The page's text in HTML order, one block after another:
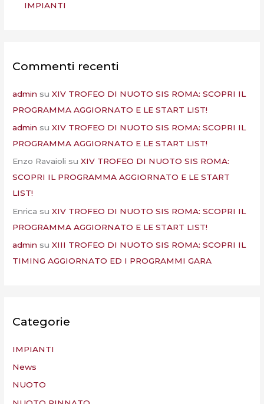
IMPIANTI
Commenti recenti
admin suXIV TROFEO DI NUOTO SIS ROMA: SCOPRI IL
PROGRAMMA AGGIORNATO E LE START LIST!
admin suXIV TROFEO DI NUOTO SIS ROMA: SCOPRI IL
PROGRAMMA AGGIORNATO E LE START LIST!
Enzo Ravaioli suXIV TROFEO DI NUOTO SIS ROMA:
SCOPRI IL PROGRAMMA AGGIORNATO E LE START
LIST!
Enrica suXIV TROFEO DI NUOTO SIS ROMA: SCOPRI IL
PROGRAMMA AGGIORNATO E LE START LIST!
admin suXIII TROFEO DI NUOTO SIS ROMA: SCOPRI IL
TIMING AGGIORNATO ED I PROGRAMMI GARA
Categorie
IMPIANTI
News
NUOTO